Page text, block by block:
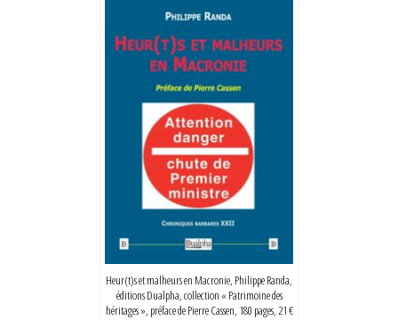
Heur(t)s et malheurs en Macronie, Philippe Randa,
éditions Dualpha, collection « Patrimoine des
héritages », préface de Pierre Cassen, 180 pages, 21 €